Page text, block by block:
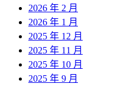
2026 年 2 月
2026 年 1 月
2025 年 12 月
2025 年 11 月
2025 年 10 月
2025 年 9 月